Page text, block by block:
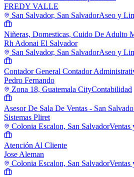
FREDY VALLE
San Salvador, San SalvadorAseo y
Niñeras, Domesticas, Cuido De Adulto
Rh Adonai El Salvador
San Salvador, San SalvadorAseo y
Contador General Contador
Pedro Fernando
Zona 18, Guatemala CityContabilidad
Asesor De Sala De Ventas - San
Sistemas Pliret
Colonia Escalon, San SalvadorVentas
Atención Al Cliente
Jose Aleman
Colonia Escalon, San SalvadorVentas